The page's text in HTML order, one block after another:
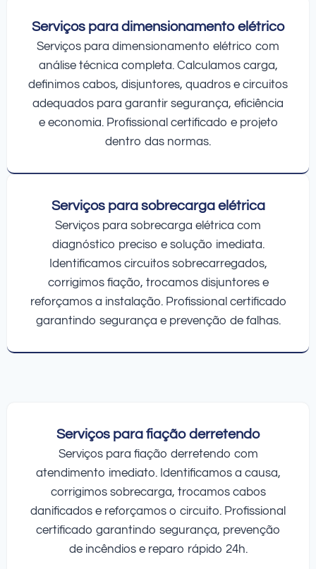
Serviços para dimensionamento elétrico
Serviços para dimensionamento elétrico com
análise técnica completa. Calculamos carga,
definimos cabos, disjuntores, quadros e circuitos
adequados para garantir segurança, eficiência
e economia. Profissional certificado e projeto
dentro das normas.
Serviços para sobrecarga elétrica
Serviços para sobrecarga elétrica com
diagnóstico preciso e solução imediata.
Identificamos circuitos sobrecarregados,
corrigimos fiação, trocamos disjuntores e
reforçamos a instalação. Profissional certificado
garantindo segurança e prevenção de falhas.
Serviços para fiação derretendo
Serviços para fiação derretendo com
atendimento imediato. Identificamos a causa,
corrigimos sobrecarga, trocamos cabos
danificados e reforçamos o circuito. Profissional
certificado garantindo segurança, prevenção
de incêndios e reparo rápido 24h.